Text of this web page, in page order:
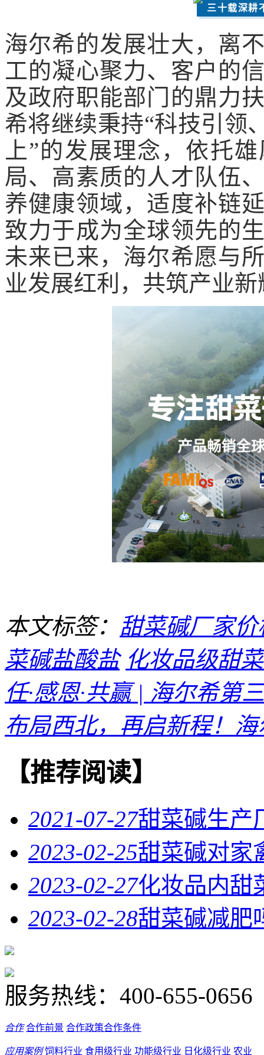
三十载深耕
海尔希的发展壮大，离
工的凝心聚力、客户的
及政府职能部门的鼎力
希将继续秉持“科技引领
上”的发展理念，依托
局、高素质的人才队伍
养健康领域，适度补链
致力于成为全球领先的
未来已来，海尔希愿与
业发展红利，共筑产业
本文标签： 甜菜碱厂家价
菜碱盐酸盐 化妆品级甜
任·感恩·共赢 | 海尔希第
布局西北，再启新程！
【推荐阅读】
2021-07-27甜菜碱生产
2023-02-25甜菜碱对家
2023-02-27化妆品内甜
2023-02-28甜菜碱减肥
服务热线： 400-655-0656
合作 合作前景 合作政策合作条件
应用案例 饲料行业 食用级行业 功能级行业 日化级行业 农业